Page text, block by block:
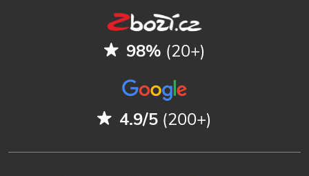
98% (20+)
4.9/5 (200+)